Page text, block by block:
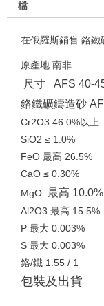
檔
在俄羅斯銷售 鉻
原產地 南非
尺寸 AFS 40-
鉻鐵礦鑄造砂
Cr2O3 46.0%以上
SiO2 ≤ 1.0%
FeO 最高 26.5%
CaO ≤ 0.30%
MgO 最高 10.0%
Al2O3 最高 15.5%
P 最大 0.003%
S 最大 0.003%
鉻/鐵 1.55 / 1
包裝及出貨